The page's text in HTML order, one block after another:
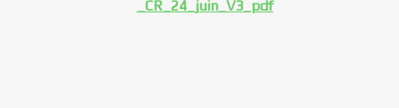
_CR_24_juin_V3_pdf